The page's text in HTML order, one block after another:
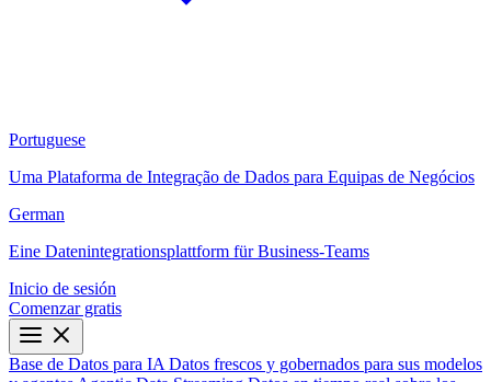
Portuguese
Uma Plataforma de Integração de Dados para Equipas de Negócios
German
Eine Datenintegrationsplattform für Business-Teams
Inicio de sesión
Comenzar gratis
Base de Datos para IA Datos frescos y gobernados para sus modelos